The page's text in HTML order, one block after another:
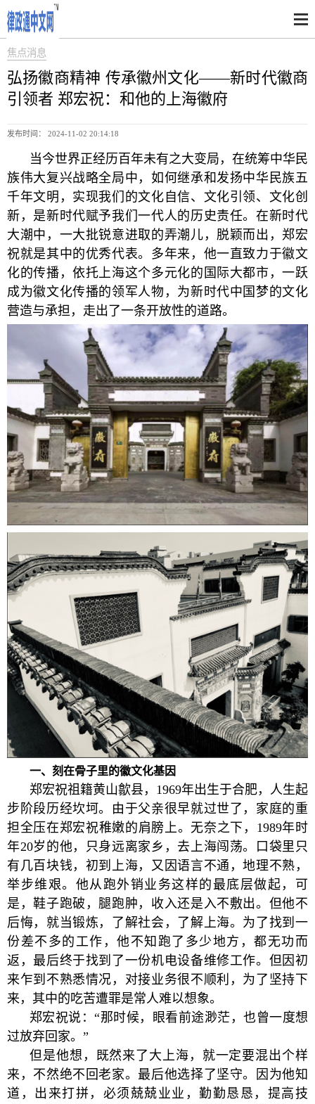
焦点消息
弘扬徽商精神 传承徽州文化——新时代徽商
引领者 郑宏祝：和他的上海徽府
发布时间： 2024-11-02 20:14:18
当今世界正经历百年未有之大变局，在统筹中华民
族伟大复兴战略全局中，如何继承和发扬中华民族五
千年文明，实现我们的文化自信、文化引领、文化创
新，是新时代赋予我们一代人的历史责任。在新时代
大潮中，一大批锐意进取的弄潮儿，脱颖而出，郑宏
祝就是其中的优秀代表。多年来，他一直致力于徽文
化的传播，依托上海这个多元化的国际大都市，一跃
成为徽文化传播的领军人物，为新时代中国梦的文化
营造与承担，走出了一条开放性的道路。
一、刻在骨子里的徽文化基因
郑宏祝祖籍黄山歙县，1969年出生于合肥，人生起
步阶段历经坎坷。由于父亲很早就过世了，家庭的重
担全压在郑宏祝稚嫩的肩膀上。无奈之下，1989年时
年20岁的他，只身远离家乡，去上海闯荡。口袋里只
有几百块钱，初到上海，又因语言不通，地理不熟，
举步维艰。他从跑外销业务这样的最底层做起，可
是，鞋子跑破，腿跑肿，收入还是入不敷出。但他不
后悔，就当锻炼，了解社会，了解上海。为了找到一
份差不多的工作，他不知跑了多少地方，都无功而
返，最后终于找到了一份机电设备维修工作。但因初
来乍到不熟悉情况，对接业务很不顺利，为了坚持下
来，其中的吃苦遭罪是常人难以想象。
郑宏祝说：“那时候，眼看前途渺茫，也曾一度想
过放弃回家。”
但是他想，既然来了大上海，就一定要混出个样
来，不然绝不回老家。最后他选择了坚守。因为他知
道，出来打拼，必须兢兢业业，勤勤恳恳，提高技